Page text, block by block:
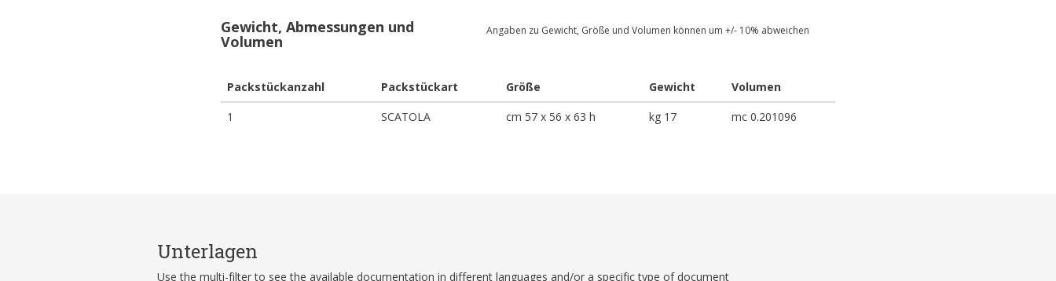
Gewicht, Abmessungen und
Volumen
Angaben zu Gewicht, Größe und Volumen können um +/- 10% abweichen
Packstückanzahl Packstückart Größe Gewicht
Volumen
1
SCATOLA cm 57 x 56 x 63 h kg 17 mc 0.201096
Unterlagen
Use the multi-filter to see the available documentation in different languages and/or a specific type of document